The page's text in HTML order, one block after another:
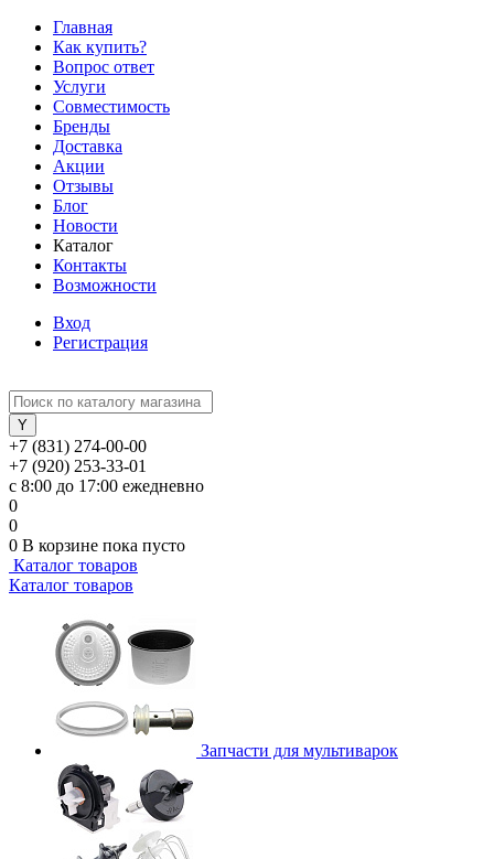
Главная
Как купить?
Вопрос ответ
Услуги
Совместимость
Бренды
Доставка
Акции
Отзывы
Блог
Новости
Каталог
Контакты
Возможности
Вход
Регистрация
+7 (831) 274-00-00
+7 (920) 253-33-01
с 8:00 до 17:00 ежедневно
0
0
0 В корзине пока пусто
Каталог товаров
Каталог товаров
Запчасти для мультиварок